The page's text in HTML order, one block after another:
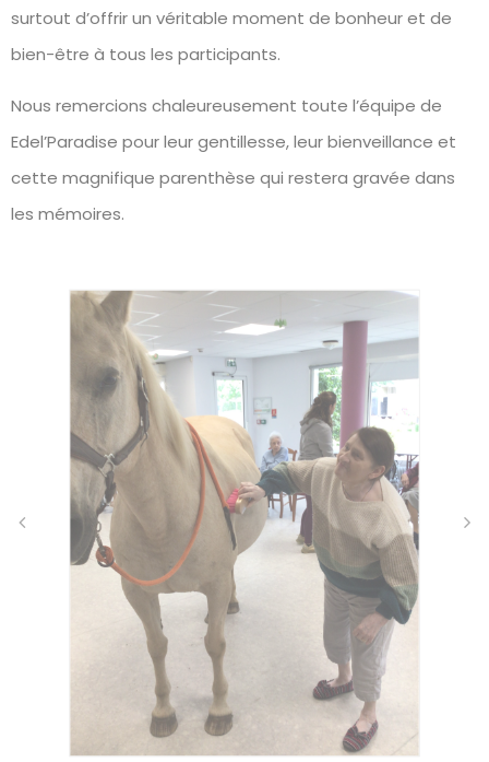
surtout d’offrir un véritable moment de bonheur et de
bien-être à tous les participants.
Nous remercions chaleureusement toute l’équipe de
Edel’Paradise pour leur gentillesse, leur bienveillance et
cette magnifique parenthèse qui restera gravée dans
les mémoires.